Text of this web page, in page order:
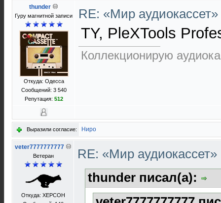
thunder
Гуру магнитной записи
Откуда: Одесса
Сообщений: 3 540
Репутация: 512
RE: «Мир
TY, PleXTools
Коллекционирую
Выразили согласие: Ниро
veter7777777777
Ветеран
Откуда: XEРСОН
RE: «Мир
thunder писал(а):